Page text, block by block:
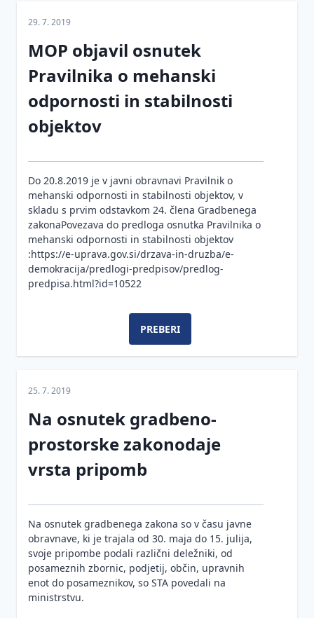
29. 7. 2019
MOP objavil osnutek
Pravilnika o mehanski
odpornosti in stabilnosti
objektov
Do 20.8.2019 je v javni obravnavi Pravilnik o
mehanski odpornosti in stabilnosti objektov, v
skladu s prvim odstavkom 24. člena Gradbenega
zakonaPovezava do predloga osnutka Pravilnika o
mehanski odpornosti in stabilnosti objektov
:https://e-uprava.gov.si/drzava-in-druzba/e-
demokracija/predlogi-predpisov/predlog-
predpisa.html?id=10522
PREBERI
25. 7. 2019
Na osnutek gradbeno-
prostorske zakonodaje
vrsta pripomb
Na osnutek gradbenega zakona so v času javne
obravnave, ki je trajala od 30. maja do 15. julija,
svoje pripombe podali različni deležniki, od
posameznih zbornic, podjetij, občin, upravnih
enot do posameznikov, so STA povedali na
ministrstvu.